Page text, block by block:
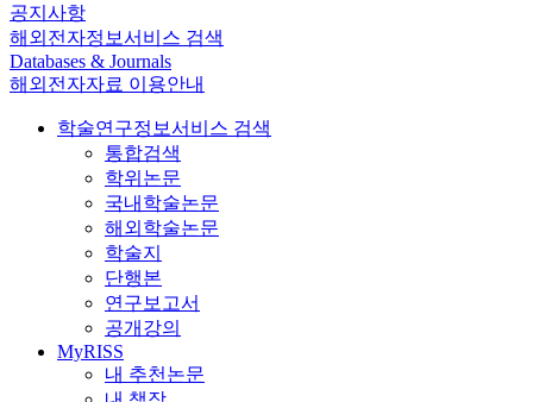
공지사항
해외전자정보서비스 검색
Databases & Journals
해외전자자료 이용안내
학술연구정보서비스 검색
통합검색
학위논문
국내학술논문
해외학술논문
학술지
단행본
연구보고서
공개강의
MyRISS
내 추천논문